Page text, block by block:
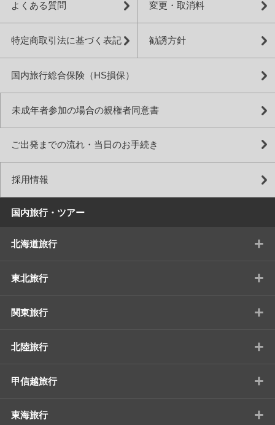
よくある質問 変更・取消料
特定商取引法に基づく表記 勧誘方針
国内旅行総合保険（HS損保）
未成年者参加の場合の親権者同意書
ご出発までの流れ・当日のお手続き
採用情報
国内旅行・ツアー
北海道旅行 +
東北旅行 +
関東旅行 +
北陸旅行 +
甲信越旅行 +
東海旅行 +